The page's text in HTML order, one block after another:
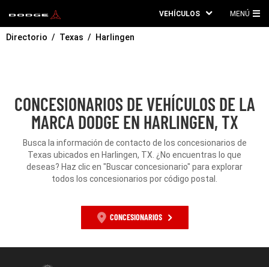
VEHÍCULOS MENÚ
Directorio Texas Harlingen
CONCESIONARIOS DE VEHÍCULOS DE LA
MARCA DODGE EN HARLINGEN, TX
Busca la información de contacto de los concesionarios de
Texas ubicados en Harlingen, TX. ¿No encuentras lo que
deseas? Haz clic en "Buscar concesionario" para explorar
todos los concesionarios por código postal.
CONCESIONARIOS